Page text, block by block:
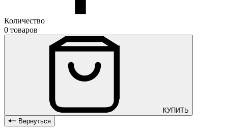
Количество
0 товаров
КУПИТЬ
Вернуться